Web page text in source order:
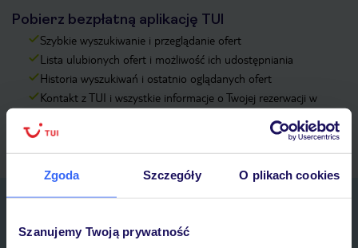
Zgoda Szczegóły O plikach cookies
Szanujemy Twoją prywatność
Pobierz bezpłatną aplikację TUI
Szybkie wyszukiwanie i przeglądanie ofert
Lista ulubionych ofert i możliwość ich udostępniania
Historia wyszukiwań i ostatnio oglądanych ofert
Kontakt z TUI i wszystkie informacje o Twojej rezerwacji w